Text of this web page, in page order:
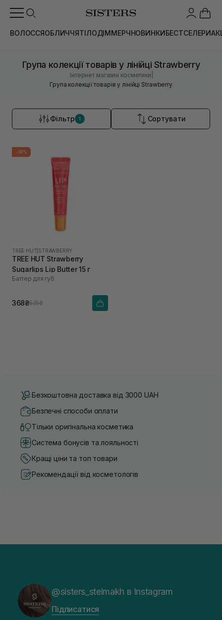
ВОЛОССЯОБЛИЧЧЯТІЛОДІММЕРЧНОВИНКИБЕСТСЕЛЕРИ
Група колекції товарів у лінійці Strawberry
Інтернет магазин косметики
Група колекції товарів у лінійці Strawberry
Фільтр 1 Сортувати
-30%
TREE HUT STRAWBERRY
TREE HUT Strawberry
Sugarlips Lip Butter 15 г
Баттер для губ
368₴525₴
Безкоштовна доставка від 3000 UAH
Безпечні способи оплати
Тільки оригінальна косметика
Система бонусів та лояльності
Кращі ціни та топ товари
Рекомендації від косметологів
@sisters_stelmakh в Instagram
Підписатися